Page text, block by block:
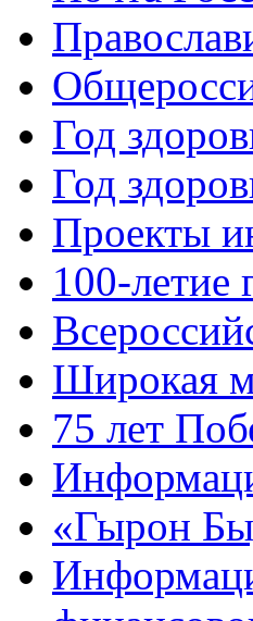
Год
Год
Проекты
100-летие
Широкая
75 лет
«Гырон